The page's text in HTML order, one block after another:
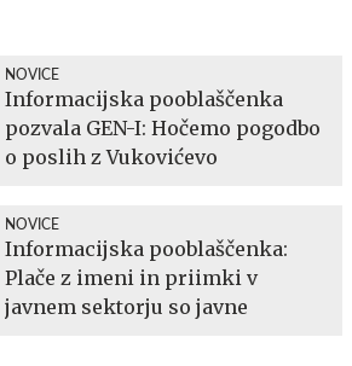
NOVICE
Informacijska pooblaščenka
pozvala GEN-I: Hočemo pogodbo
o poslih z Vukovićevo
NOVICE
Informacijska pooblaščenka:
Plače z imeni in priimki v
javnem sektorju so javne